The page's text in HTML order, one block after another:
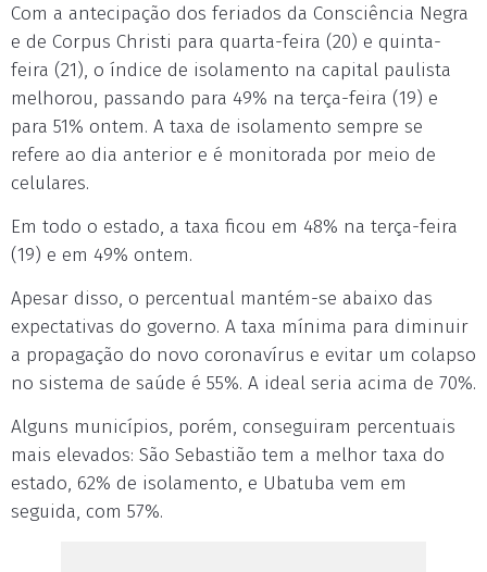
Com a antecipação dos feriados da Consciência Negra
e de Corpus Christi para quarta-feira (20) e quinta-
feira (21), o índice de isolamento na capital paulista
melhorou, passando para 49% na terça-feira (19) e
para 51% ontem. A taxa de isolamento sempre se
refere ao dia anterior e é monitorada por meio de
celulares.
Em todo o estado, a taxa ficou em 48% na terça-feira
(19) e em 49% ontem.
Apesar disso, o percentual mantém-se abaixo das
expectativas do governo. A taxa mínima para diminuir
a propagação do novo coronavírus e evitar um colapso
no sistema de saúde é 55%. A ideal seria acima de 70%.
Alguns municípios, porém, conseguiram percentuais
mais elevados: São Sebastião tem a melhor taxa do
estado, 62% de isolamento, e Ubatuba vem em
seguida, com 57%.